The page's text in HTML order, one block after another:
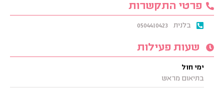
פרטי התקשרות
בלנית 0504410423
שעות פעילות
ימי חול
בתיאום מראש